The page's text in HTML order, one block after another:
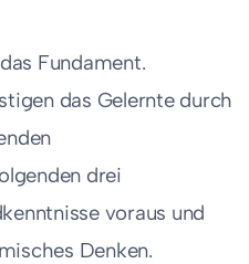
Fundament.
das Gelernte durch
drei
voraus und
Denken.